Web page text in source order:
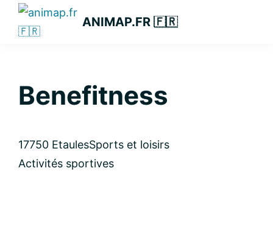
Passer
principale
Passer
Passer
latérale
principale
ANIMAP.FR 🇫🇷
Benefitness
17750 EtaulesSports et loisirs
Activités sportives